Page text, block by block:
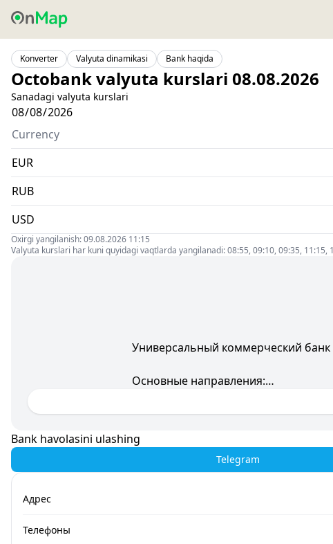
Konverter Valyuta dinamikasi Bank haqida
Octobank valyuta kurslari 08.08.2026
Sanadagi valyuta kurslari
Currency
EUR
RUB
USD
Oxirgi yangilanish: 09.08.2026 11:15
Valyuta kurslari har kuni quyidagi vaqtlarda yangilanadi: 08:55, 09:10, 09:35, 11:15,
Универсальный коммерческий
Основные направления:
- Цифровые платежи
- Карточные продукты
Bank havolasini ulashing
Telegram
Адрес
Телефоны